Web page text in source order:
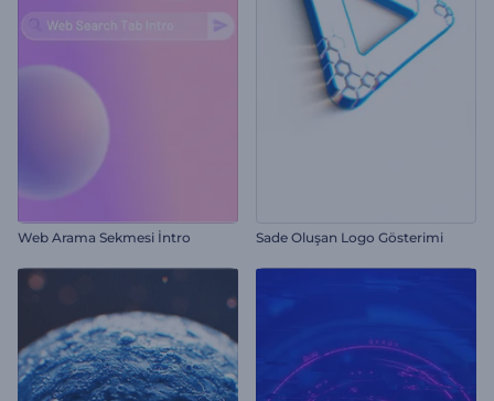
Web Arama Sekmesi İntro Sade Oluşan Logo Gösterimi